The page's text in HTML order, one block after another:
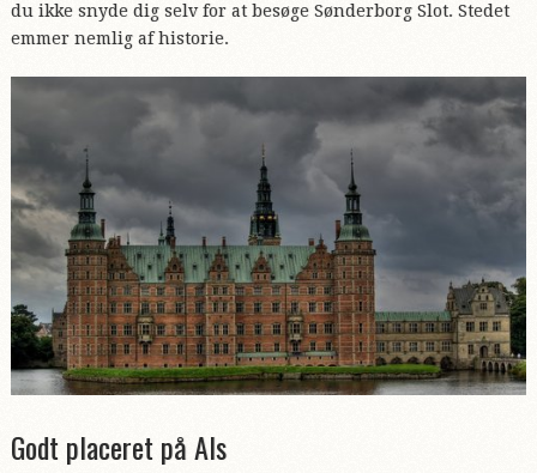
du ikke snyde dig selv for at besøge Sønderborg Slot. Stedet
emmer nemlig af historie.
Godt placeret på Als